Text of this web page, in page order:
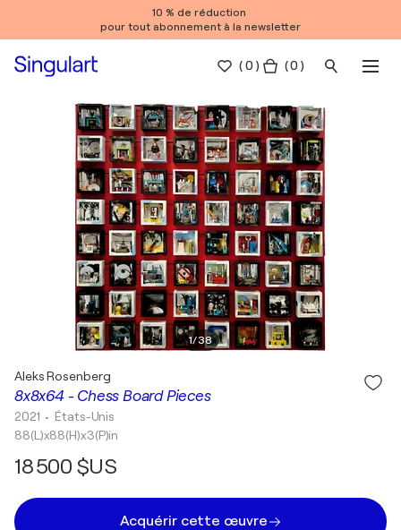
10 % de réduction
pour tout abonnement à la newsletter
(0 ) ( 0 )
1/38
8x8x64 - Chess Board Pieces
Aleks Rosenberg
2021 • États-Unis
88(L)x88(H)x3(P)in
18 500 $US
Acquérir cette œuvre